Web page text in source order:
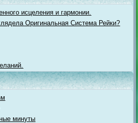
исцеления и гармонии.
Оригинальная Система Рейки?
минуты